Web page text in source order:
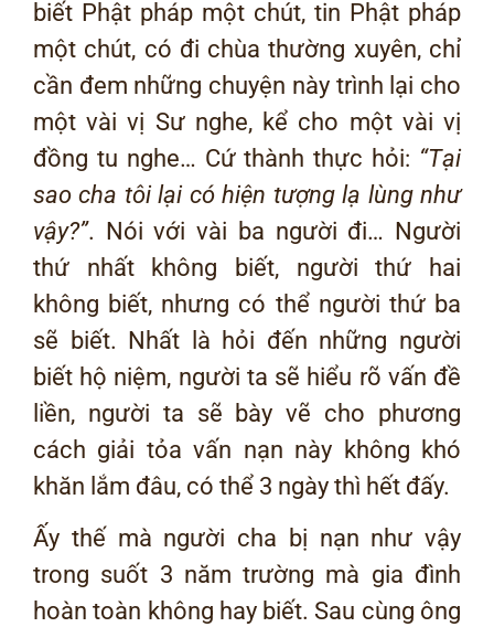
biết Phật pháp một chút, tin Phật pháp
một chút, có đi chùa thường xuyên, chỉ
cần đem những chuyện này trình lại cho
một vài vị Sư nghe, kể cho một vài vị
đồng tu nghe… Cứ thành thực hỏi: “Tại
sao cha tôi lại có hiện tượng lạ lùng như
vậy?”. Nói với vài ba người đi… Người
thứ nhất không biết, người thứ hai
không biết, nhưng có thể người thứ ba
sẽ biết. Nhất là hỏi đến những người
biết hộ niệm, người ta sẽ hiểu rõ vấn đề
liền, người ta sẽ bày vẽ cho phương
cách giải tỏa vấn nạn này không khó
khăn lắm đâu, có thể 3 ngày thì hết đấy.
Ấy thế mà người cha bị nạn như vậy
trong suốt 3 năm trường mà gia đình
hoàn toàn không hay biết. Sau cùng ông